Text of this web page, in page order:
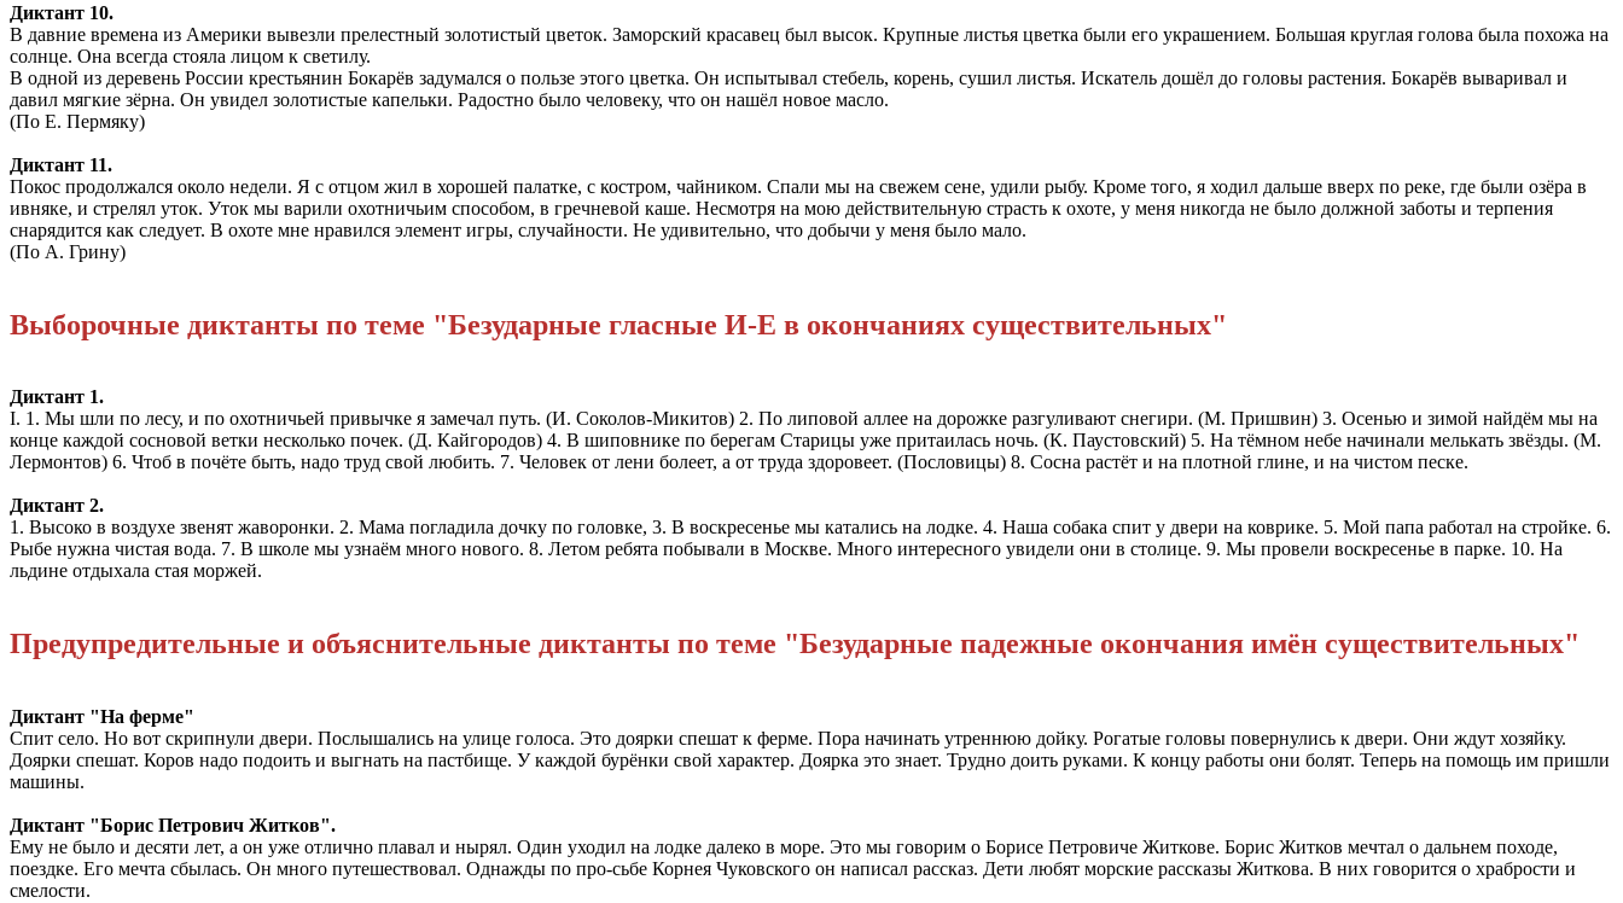
Диктант 10.
В давние времена из Америки вывезли прелестный золотистый цветок. Заморский красавец был высок. Крупные листья цветка были его украшением. Большая круглая голова была похожа на
солнце. Она всегда стояла лицом к светилу.
В одной из деревень России крестьянин Бокарёв задумался о пользе этого цветка. Он испытывал стебель, корень, сушил листья. Искатель дошёл до головы растения. Бокарёв вываривал и
давил мягкие зёрна. Он увидел золотистые капельки. Радостно было человеку, что он нашёл новое масло.
(По Е. Пермяку)
Диктант 11.
Покос продолжался около недели. Я с отцом жил в хорошей палатке, с костром, чайником. Спали мы на свежем сене, удили рыбу. Кроме того, я ходил дальше вверх по реке, где были озёра в
ивняке, и стрелял уток. Уток мы варили охотничьим способом, в гречневой каше. Несмотря на мою действительную страсть к охоте, у меня никогда не было должной заботы и терпения
снарядится как следует. В охоте мне нравился элемент игры, случайности. Не удивительно, что добычи у меня было мало.
(По А. Грину)
Выборочные диктанты по теме "Безударные гласные И-Е в окончаниях существительных"
Диктант 1.
I. 1. Мы шли по лесу, и по охотничьей привычке я замечал путь. (И. Соколов-Микитов) 2. По липовой аллее на дорожке разгуливают снегири. (М. Пришвин) 3. Осенью и зимой найдём мы на
конце каждой сосновой ветки несколько почек. (Д. Кайгородов) 4. В шиповнике по берегам Старицы уже притаилась ночь. (К. Паустовский) 5. На тёмном небе начинали мелькать звёзды. (М.
Лермонтов) 6. Чтоб в почёте быть, надо труд свой любить. 7. Человек от лени болеет, а от труда здоровеет. (Пословицы) 8. Сосна растёт и на плотной глине, и на чистом песке.
Диктант 2.
1. Высоко в воздухе звенят жаворонки. 2. Мама погладила дочку по головке, 3. В воскресенье мы катались на лодке. 4. Наша собака спит у двери на коврике. 5. Мой папа работал на стройке. 6.
Рыбе нужна чистая вода. 7. В школе мы узнаём много нового. 8. Летом ребята побывали в Москве. Много интересного увидели они в столице. 9. Мы провели воскресенье в парке. 10. На
льдине отдыхала стая моржей.
Предупредительные и объяснительные диктанты по теме "Безударные падежные окончания имён существительных"
Диктант "На ферме"
Спит село. Но вот скрипнули двери. Послышались на улице голоса. Это доярки спешат к ферме. Пора начинать утреннюю дойку. Рогатые головы повернулись к двери. Они ждут хозяйку.
Доярки спешат. Коров надо подоить и выгнать на пастбище. У каждой бурёнки свой характер. Доярка это знает. Трудно доить руками. К концу работы они болят. Теперь на помощь им пришли
машины.
Диктант "Борис Петрович Житков".
Ему не было и десяти лет, а он уже отлично плавал и нырял. Один уходил на лодке далеко в море. Это мы говорим о Борисе Петровиче Житкове. Борис Житков мечтал о дальнем походе,
поездке. Его мечта сбылась. Он много путешествовал. Однажды по про-сьбе Корнея Чуковского он написал рассказ. Дети любят морские рассказы Житкова. В них говорится о храбрости и
смелости.